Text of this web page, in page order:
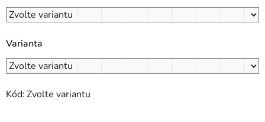
Varianta
Kód:Zvolte variantu